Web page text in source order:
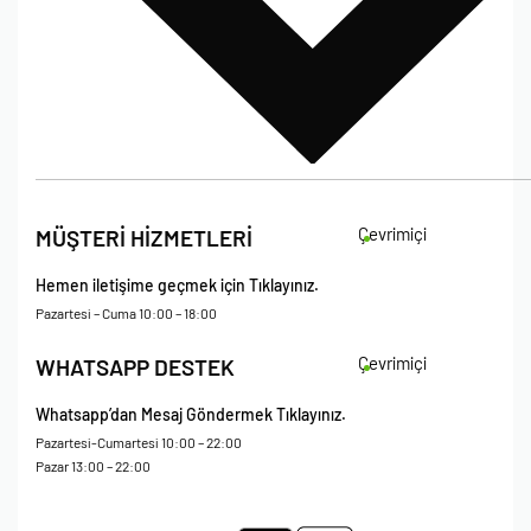
Çerez Politikası
Kişisel Verileri Koruma – Çerez ve Ticari İletişim Açık Rıza Metni
Mesafeli Satış Sözleşmesi
MÜŞTERİ HİZMETLERİ Çevrimiçi
Hemen iletişime geçmek için Tıklayınız.
Pazartesi – Cuma 10:00 – 18:00
WHATSAPP DESTEK Çevrimiçi
Whatsapp’dan Mesaj Göndermek Tıklayınız.
Pazartesi-Cumartesi 10:00 – 22:00
Pazar 13:00 – 22:00